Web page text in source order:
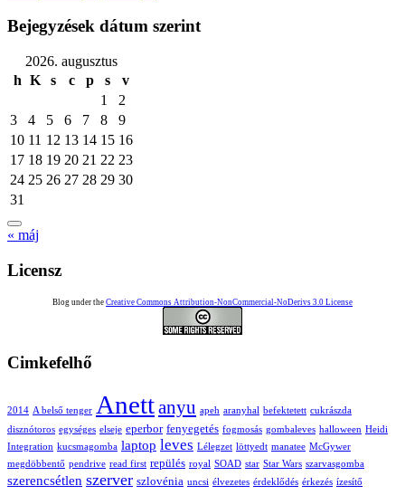
Bejegyzések dátum szerint
2026. augusztus
h K s c p s
v
1
2
3
4 5 6 7 8
9
10 11 12 13 14 15 16
17 18 19 20 21 22 23
24 25 26 27 28 29 30
31
« máj
Licensz
Blog under the Creative Commons Attribution-NonCommercial-NoDerivs 3.0 License
Cimkefelhő
2014 A belső tenger Anettanyu apeh aranyhal befektetett cukrászda
disznótoros egységes elseje eperbor fenyegetés fogmosás gombaleves halloween Heidi
Integration kucsmagomba laptop leves Lélegzet löttyedt manatee McGywer
megdöbbentő pendrive read first repülés royal SOAD star Star Wars szarvasgomba
szerencsétlen szerver szlovénia uncsi élvezetes érdeklődés érkezés ízesítő